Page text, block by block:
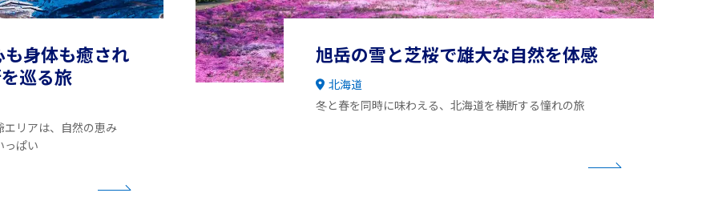
身体も癒され
巡る旅
リアは、自然の恵み
っぱい
旭岳の雪と芝桜で雄大な自然を体感
北海道
冬と春を同時に味わえる、北海道を横断する憧れの旅